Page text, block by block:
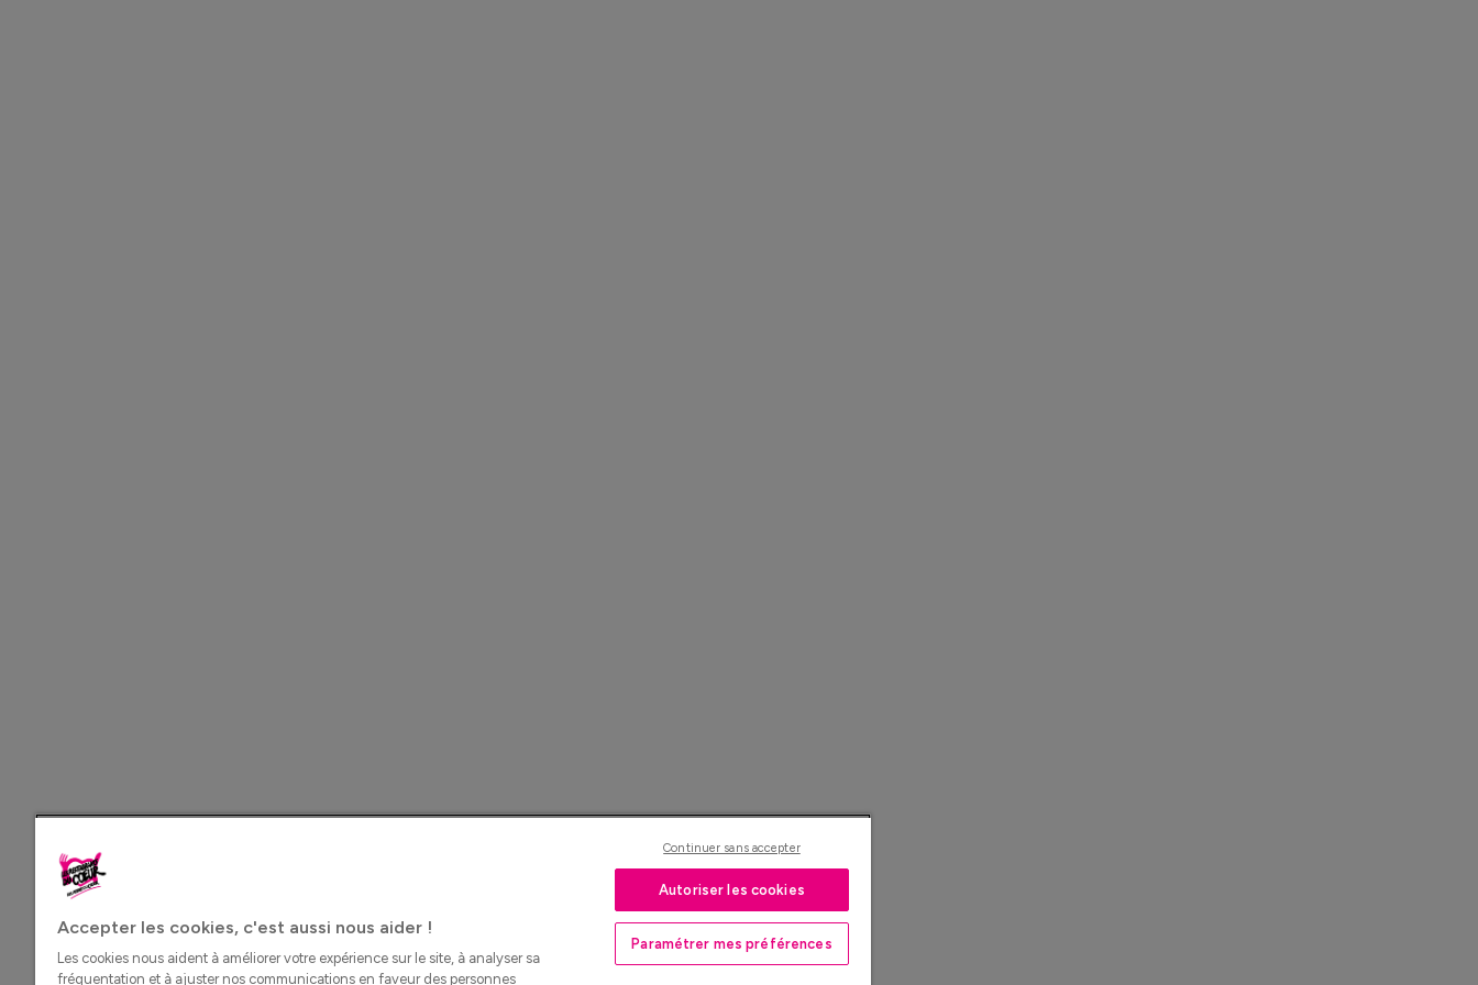
Accepter les cookies, c'est aussi nous aider !
Les cookies nous aident à améliorer votre expérience sur le site, à analyser sa
fréquentation et à ajuster nos communications en faveur des personnes
Continuer sans accepter
Autoriser les cookies
Paramétrer mes préférences